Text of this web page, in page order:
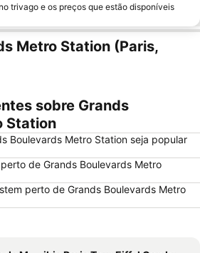
trivago e os preços que estão disponíveis
Metro Station (Paris,
sobre Grands
Station
Boulevards Metro Station seja popular
de Grands Boulevards Metro
perto de Grands Boulevards Metro